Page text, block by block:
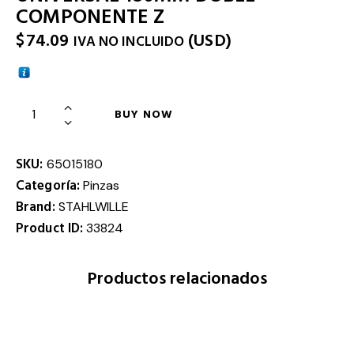
COMPONENTE Z
$74.09 IVA NO INCLUIDO (USD)
BUY NOW
SKU: 65015180
Categoría:Pinzas
Brand: STAHLWILLE
Product ID:33824
Productos relacionados